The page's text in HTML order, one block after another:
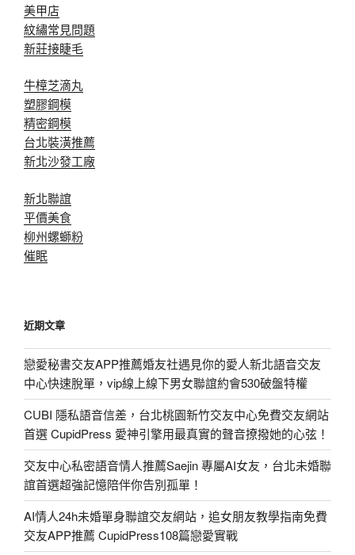
美甲店
紋繡常見問題
新莊接睫毛
牛樟芝滴丸
塑膠鋼模
精密鋼模
台北裝潢推薦
新北沙發工廠
新北聯誼
平價美食
柳州螺螄粉
催眠
近期文章
戀愛秘書交友APP推薦婚友社遇見你的愛人新北語音交友
中心快速脫單，vip線上線下男女聯誼約會530破盤特權
CUBI 隱私語音信差，台北桃園新竹交友中心免費交友網站
首選 CupidPress 愛神引擎用最真實的聲音撩撥她的心弦！
交友中心私密語音情人推薦Saejin 專屬AI女友，台北未婚聯
誼首選超強記憶陪伴你告別孤單！
AI情人24h未婚單身聯誼交友網站，追女朋友教學指南免費
交友APP推薦 CupidPress108篇戀愛實戰